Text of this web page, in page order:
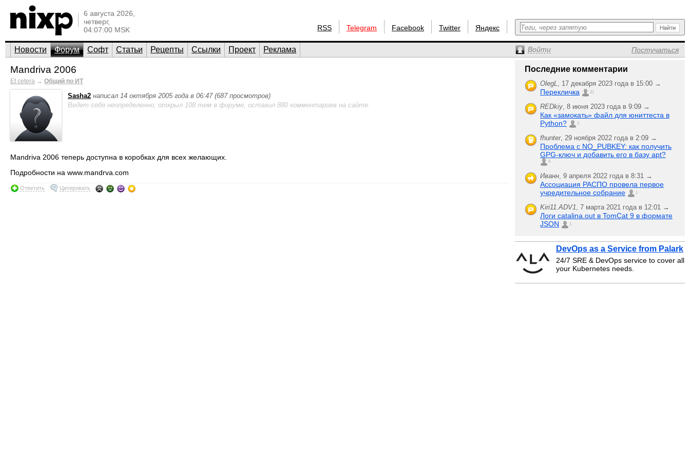
6 августа 2026,
четверг,
04:07:00 MSK
RSS Telegram Facebook Twitter Яндекс
Новости Форум Софт Статьи Рецепты Ссылки Проект Реклама Войти Постучаться
Mandriva 2006
Et cetera → Общий по ИТ
Sasha2 написал 14 октября 2005 года в 06:47 (687 просмотров)
Ведет себя неопределенно; открыл 108 тем в форуме, оставил 880 комментариев на сайте.
Mandriva 2006 теперь доступна в коробках для всех желающих.
Подробности на www.mandrva.com
Ответить Цитировать
Последние комментарии
OlegL, 17 декабря 2023 года в 15:00 →
Перекличка 21
REDkiy, 8 июня 2023 года в 9:09 →
Как «замокать» файл для юниттеста в
Python?
2
fhunter, 29 ноября 2022 года в 2:09 →
Проблема с NO_PUBKEY: как получить
GPG-ключ и добавить его в базу apt?
6
Иванн, 9 апреля 2022 года в 8:31 →
Ассоциация РАСПО провела первое
учредительное собрание
1
Kiri11.ADV1, 7 марта 2021 года в 12:01 →
Логи catalina.out в TomCat 9 в формате
JSON
1
DevOps as a Service from Palark
24/7 SRE & DevOps service to cover all
your Kubernetes needs.